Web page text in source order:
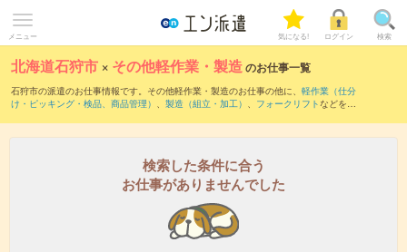
メニュー 気になる! ログイン 検索
北海道石狩市 × その他軽作業・製造のお仕事一覧
石狩市の派遣のお仕事情報です。その他軽作業・製造のお仕事の他に、 軽作業（仕分
け・ピッキング・検品、商品管理） 、 製造（組立・加工） 、 フォークリフトなどを取
検索した条件に合う
お仕事がありませんでした